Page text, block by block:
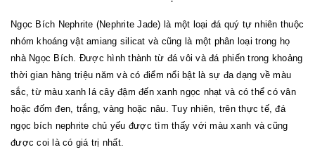
Ngọc Bích Nephrite (Nephrite Jade) là một loại đá quý tự nhiên thuộc
nhóm khoáng vật amiang silicat và cũng là một phân loại trong họ
nhà Ngọc Bích. Được hình thành từ đá vôi và đá phiến trong khoảng
thời gian hàng triệu năm và có điểm nổi bật là sự đa dạng về màu
sắc, từ màu xanh lá cây đậm đến xanh ngọc nhạt và có thể có vân
hoặc đốm đen, trắng, vàng hoặc nâu. Tuy nhiên, trên thực tế, đá
ngọc bích nephrite chủ yếu được tìm thấy với màu xanh và cũng
được coi là có giá trị nhất.